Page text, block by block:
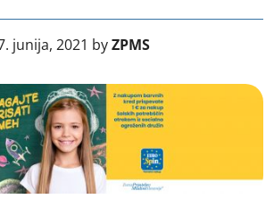
junija, 2021 byZPMS